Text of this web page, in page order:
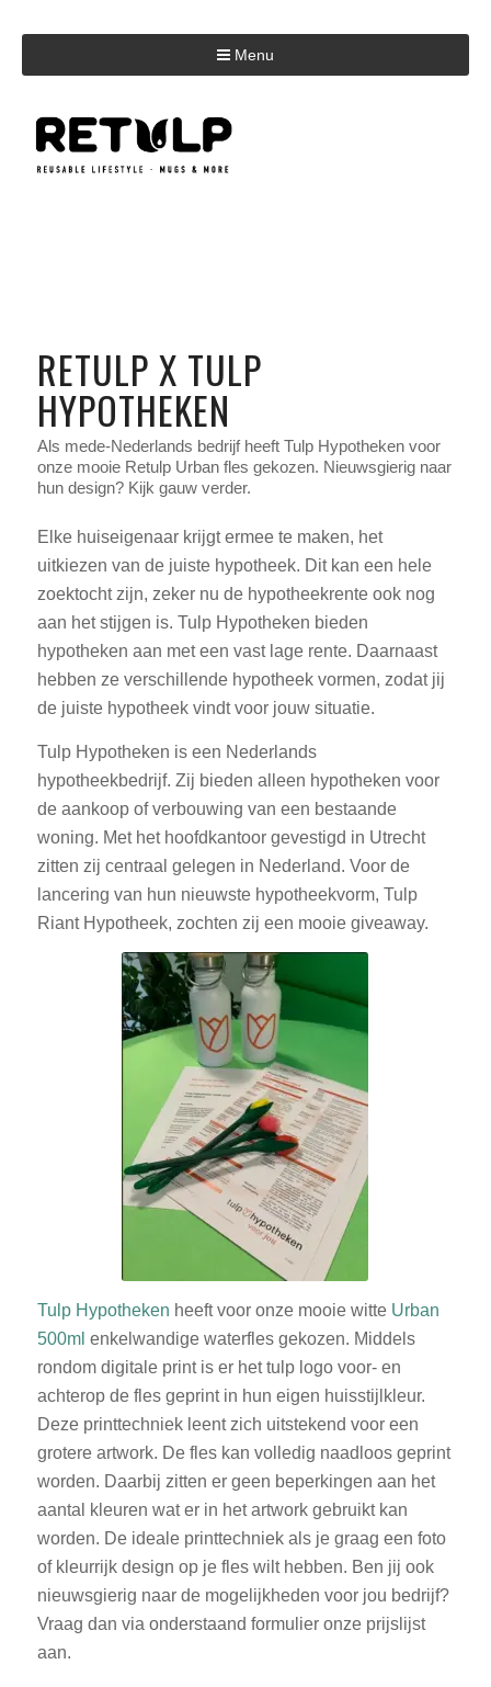
Menu
RETULP X TULP
HYPOTHEKEN
Als mede-Nederlands bedrijf heeft Tulp Hypotheken voor
onze mooie Retulp Urban fles gekozen. Nieuwsgierig naar
hun design? Kijk gauw verder.
Elke huiseigenaar krijgt ermee te maken, het
uitkiezen van de juiste hypotheek. Dit kan een hele
zoektocht zijn, zeker nu de hypotheekrente ook nog
aan het stijgen is. Tulp Hypotheken bieden
hypotheken aan met een vast lage rente. Daarnaast
hebben ze verschillende hypotheek vormen, zodat jij
de juiste hypotheek vindt voor jouw situatie.
Tulp Hypotheken is een Nederlands
hypotheekbedrijf. Zij bieden alleen hypotheken voor
de aankoop of verbouwing van een bestaande
woning. Met het hoofdkantoor gevestigd in Utrecht
zitten zij centraal gelegen in Nederland. Voor de
lancering van hun nieuwste hypotheekvorm, Tulp
Riant Hypotheek, zochten zij een mooie giveaway.
Tulp Hypotheken heeft voor onze mooie witte Urban
500ml enkelwandige waterfles gekozen. Middels
rondom digitale print is er het tulp logo voor- en
achterop de fles geprint in hun eigen huisstijlkleur.
Deze printtechniek leent zich uitstekend voor een
grotere artwork. De fles kan volledig naadloos geprint
worden. Daarbij zitten er geen beperkingen aan het
aantal kleuren wat er in het artwork gebruikt kan
worden. De ideale printtechniek als je graag een foto
of kleurrijk design op je fles wilt hebben. Ben jij ook
nieuwsgierig naar de mogelijkheden voor jou bedrijf?
Vraag dan via onderstaand formulier onze prijslijst
aan.